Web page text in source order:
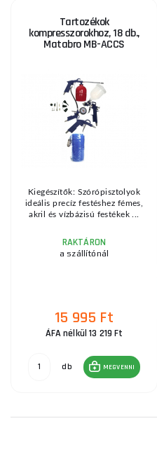
Tartozékok
kompresszorokhoz, 18 db.,
Matabro MB-ACCS
Kiegészítők: Szórópisztolyok
ideális precíz festéshez fémes,
akril és vízbázisú festékek ...
RAKTÁRON
a szállítónál
15 995 Ft
ÁFA nélkül 13 219 Ft
db MEGVENNI